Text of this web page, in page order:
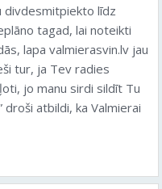
divdesmitpiekto līdz
tagad, lai noteikti
lapa valmierasvin.lv jau
tur, ja Tev radies
jo manu sirdi sildīt Tu
droši atbildi, ka Valmierai